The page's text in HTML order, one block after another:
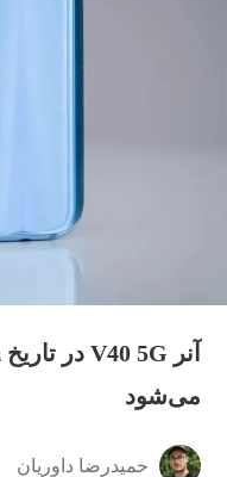
می‌شود
حمیدرضا داوریان